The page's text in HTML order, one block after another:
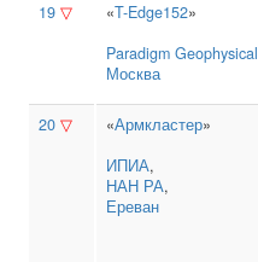
19 ▽ «T-Edge152»
Paradigm Geophysical
Москва
20 ▽ «Армкластер»
ИПИА,
НАН РА,
Ереван